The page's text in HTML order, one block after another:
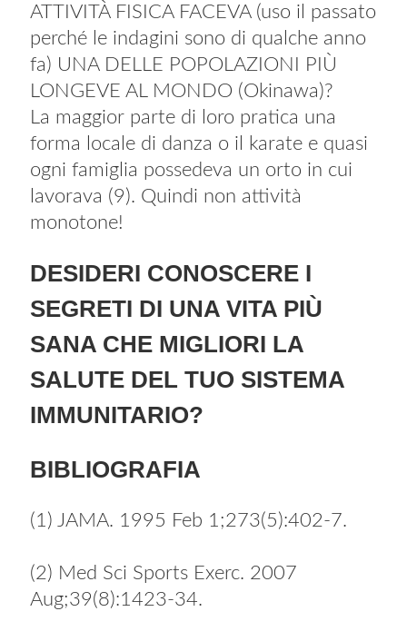
ATTIVITÀ FISICA FACEVA (uso il passato
perché le indagini sono di qualche anno
fa) UNA DELLE POPOLAZIONI PIÙ
LONGEVE AL MONDO (Okinawa)?
La maggior parte di loro pratica una
forma locale di danza o il karate e quasi
ogni famiglia possedeva un orto in cui
lavorava (9). Quindi non attività
monotone!
DESIDERI CONOSCERE I
SEGRETI DI UNA VITA PIÙ
SANA CHE MIGLIORI LA
SALUTE DEL TUO SISTEMA
IMMUNITARIO?
BIBLIOGRAFIA
(1) JAMA. 1995 Feb 1;273(5):402-7.
(2) Med Sci Sports Exerc. 2007
Aug;39(8):1423-34.